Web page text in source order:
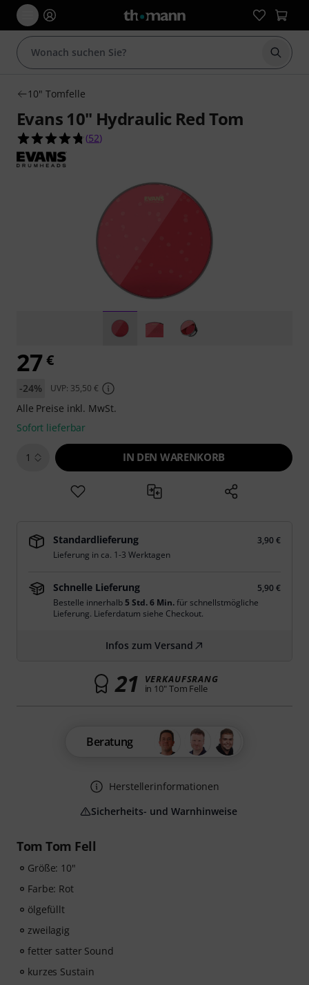
Suche
10" Tomfelle
Evans 10" Hydraulic Red Tom
4.8 von 5 Sternen aus 52 Kundenbewertungen
(52)
Tom Tom Fell
Größe: 10"
Farbe: Rot
ölgefüllt
zweilagig
fetter satter Sound
kurzes Sustain
27€
-24% UVP: 35,50 €
Alle Preise inkl. MwSt.
Sofort lieferbar
1 IN DEN WARENKORB
Standardlieferung
3,90 €
Lieferung in ca. 1-3 Werktagen
Schnelle Lieferung
5,90 €
Bestelle innerhalb5 Std. 6 Min.für schnellstmögliche
Lieferung. Lieferdatum siehe Checkout.
Infos zum Versand
21 VERKAUFSRANG
in 10" Tom Felle
Beratung
Herstellerinformationen
Sicherheits- und Warnhinweise